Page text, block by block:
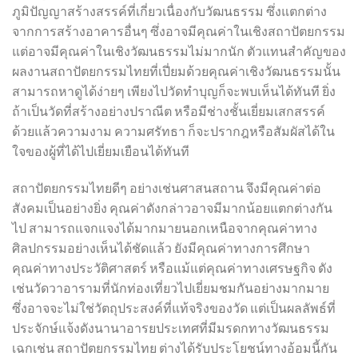
ภูมิปัญญาสร้างสรรค์ที่เกี่ยวเนื่องกับวัฒนธรรม ซึ่งแตกต่าง
จากการสร้างอาคารอื่นๆ ซึ่งอาจมีคุณค่าในเชิงสถาปัตยกรรม
แต่อาจมีคุณค่าในเชิงวัฒนธรรมไม่มากนัก ตัวแทนสำคัญของ
ผลงานสถาปัตยกรรมไทยที่เปี่ยมด้วยคุณค่าเชิงวัฒนธรรมนั้น
สามารถหาดูได้ง่ายๆ เพียงไปวัดทำบุญก็จะพบเห็นได้ทันที ยิ่ง
ถ้าเป็นวัดที่สร้างอย่างปราณีต หรือมีช่างชั้นเยี่ยมเสกสรรค์
ด้วยแล้วความงาม ความศรัทธา ก็จะปรากฎหรือสัมผัสได้ใน
ใจของผู้ที่ได้ไปเยี่ยมเยือนได้ทันที
สถาปัตยกรรมไทยดีๆ อย่างเช่นศาสนสถาน จึงมีคุณค่าต่อ
สังคมเป็นอย่างยิ่ง คุณค่าดังกล่าวอาจมีมากน้อยแตกต่างกัน
ไป สามารถแจกแจงได้มากมายนอกเหนือจากคุณค่าทาง
ศิลปกรรมอย่างเห็นได้ชัดแล้ว ยังมีคุณค่าทางการศึกษา
คุณค่าทางประวัติศาสตร์ หรือแม้แต่คุณค่าทางเศรษฐกิจ ดัง
เช่นวัดวาอารามที่นักท่องเที่ยวไปเยี่ยมชมกันอย่างมากมาย
ซึ่งอาจจะไม่ใช่วัตถุประสงค์ที่แท้จริงของวัด แต่เป็นผลลัพธ์ที่
ประจักษ์แจ้งดังนานาอารยประเทศที่มีมรดกทางวัฒนธรรม
เฉกเช่น สถาปัตยกรรมไทย ต่างได้รับประโยชน์ทางอ้อมนี้กัน